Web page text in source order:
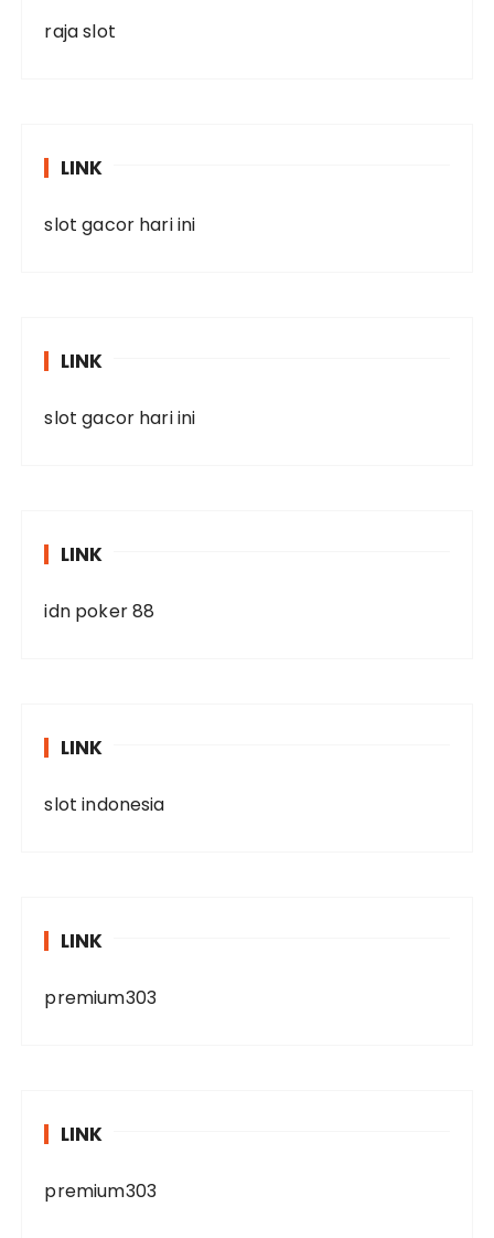
raja slot
LINK
slot gacor hari ini
LINK
slot gacor hari ini
LINK
idn poker 88
LINK
slot indonesia
LINK
premium303
LINK
premium303